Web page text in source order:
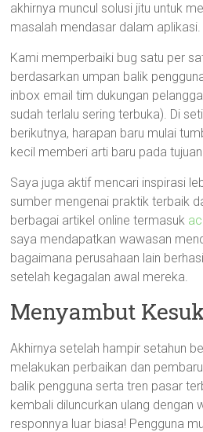
akhirnya muncul solusi jitu untuk
masalah mendasar dalam aplikasi.
Kami memperbaiki bug satu per
berdasarkan umpan balik
inbox email tim dukungan
sudah terlalu sering terbuka). Di
berikutnya, harapan baru mulai
kecil memberi arti baru pada
Saya juga aktif mencari inspirasi
sumber mengenai praktik terbaik
berbagai artikel online termasuk
saya mendapatkan wawasan
bagaimana perusahaan lain
setelah kegagalan awal mereka.
Menyambut
Akhirnya setelah hampir setahun
melakukan perbaikan dan
balik pengguna serta tren pasar
kembali diluncurkan ulang dengan
responnya luar biasa! Pengguna